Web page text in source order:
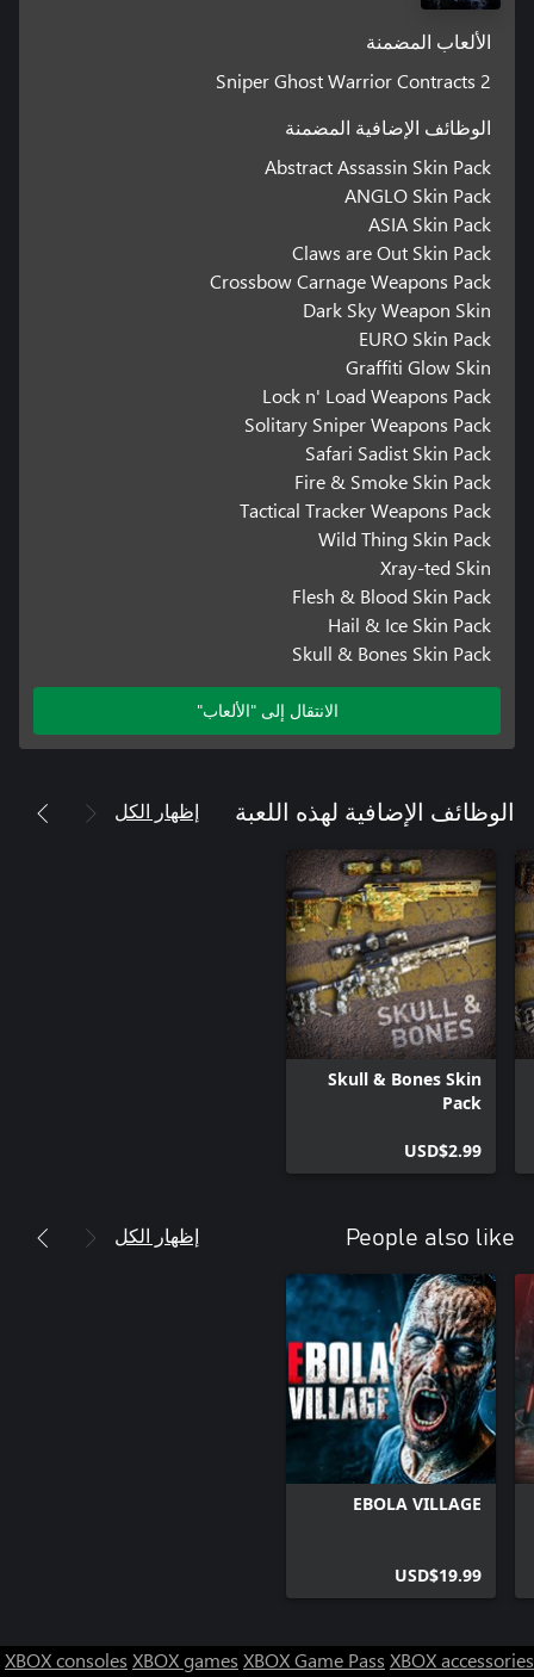
الألعاب المضمنة
Sniper Ghost Warrior Contracts 2
الوظائف الإضافية المضمنة
Abstract Assassin Skin Pack
ANGLO Skin Pack
ASIA Skin Pack
Claws are Out Skin Pack
Crossbow Carnage Weapons Pack
Dark Sky Weapon Skin
EURO Skin Pack
Graffiti Glow Skin
Lock n' Load Weapons Pack
Solitary Sniper Weapons Pack
Safari Sadist Skin Pack
Fire & Smoke Skin Pack
Tactical Tracker Weapons Pack
Wild Thing Skin Pack
Xray-ted Skin
Flesh & Blood Skin Pack
Hail & Ice Skin Pack
Skull & Bones Skin Pack
الانتقال إلى "الألعاب"
الوظائف الإضافية لهذه اللعبة إظهار الكل
Skull & Bones Skin
Pack
USD$2.99
People also like إظهار الكل
EBOLA VILLAGE
USD$19.99
XBOX consoles XBOX games XBOX Game Pass XBOX accessories